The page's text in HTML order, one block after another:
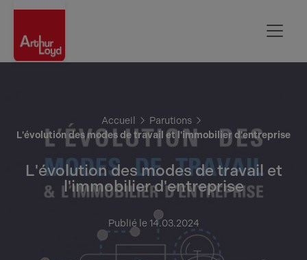
Accueil
Parutions
L'évolution des modes de travail et l'immobilier d'entreprise
L'évolution des modes de travail et
l'immobilier d'entreprise
Publié le 14.03.2024